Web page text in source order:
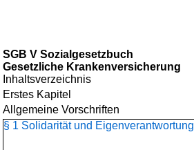
SGB V Sozialgesetzbuch
Gesetzliche Krankenversicherung
Inhaltsverzeichnis
Erstes Kapitel
Allgemeine Vorschriften
§ 1 Solidarität und Eigenverantwortung